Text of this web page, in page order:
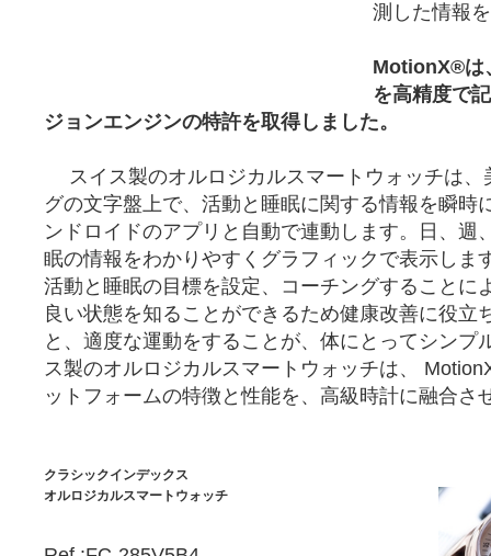
測した情報
MotionX®は
を高精度で
ジョンエンジンの特許を取得しました。
スイス製のオルロジカルスマートウォッチは、
グの文字盤上で、活動と睡眠に関する情報を瞬時
ンドロイドのアプリと自動で連動します。日、週
眠の情報をわかりやすくグラフィックで表示しま
活動と睡眠の目標を設定、コーチングすることに
良い状態を知ることができるため健康改善に役立
と、適度な運動をすることが、体にとってシンプ
ス製のオルロジカルスマートウォッチは、
ットフォームの特徴と性能を、高級時計に融合さ
クラシックインデックス
オルロジカルスマートウォッチ